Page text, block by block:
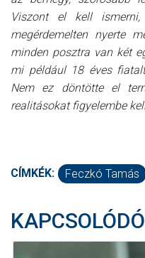
Viszont el kell
megérdemelten nyerte
minden posztra van két
mi például 18 éves
Nem ez döntötte el
realitásokat figyelembe
CÍMKÉK: Feczkó Tamás